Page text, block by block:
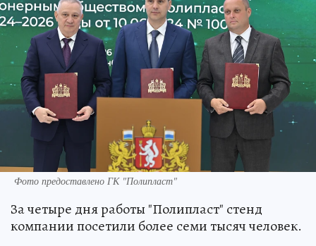
Фото предоставлено ГК "Полипласт"
За четыре дня работы "Полипласт" стенд
компании посетили более семи тысяч человек.